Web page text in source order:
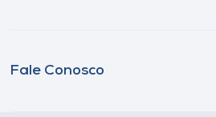
Fale Conosco